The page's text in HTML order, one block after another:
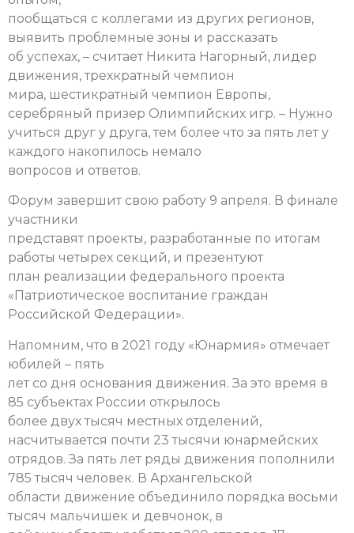
пообщаться с коллегами из других регионов,
выявить проблемные зоны и рассказать
об успехах, – считает Никита Нагорный, лидер
движения, трехкратный чемпион
мира, шестикратный чемпион Европы,
серебряный призер Олимпийских игр. – Нужно
учиться друг у друга, тем более что за пять лет у
каждого накопилось немало
вопросов и ответов.
Форум завершит свою работу 9 апреля. В финале
участники
представят проекты, разработанные по итогам
работы четырех секций, и презентуют
план реализации федерального проекта
«Патриотическое воспитание граждан
Российской Федерации».
Напомним, что в 2021 году «Юнармия» отмечает
юбилей – пять
лет со дня основания движения. За это время в
85 субъектах России открылось
более двух тысяч местных отделений,
насчитывается почти 23 тысячи юнармейских
отрядов. За пять лет ряды движения пополнили
785 тысяч человек. В Архангельской
области движение объединило порядка восьми
тысяч мальчишек и девчонок, в